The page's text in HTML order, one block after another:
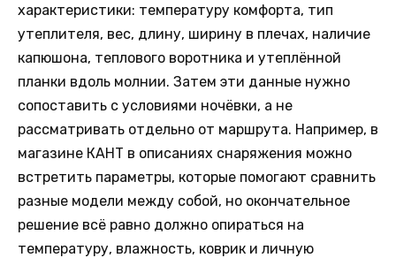
характеристики: температуру комфорта, тип
утеплителя, вес, длину, ширину в плечах, наличие
капюшона, теплового воротника и утеплённой
планки вдоль молнии. Затем эти данные нужно
сопоставить с условиями ночёвки, а не
рассматривать отдельно от маршрута. Например, в
магазине КАНТ в описаниях снаряжения можно
встретить параметры, которые помогают сравнить
разные модели между собой, но окончательное
решение всё равно должно опираться на
температуру, влажность, коврик и личную